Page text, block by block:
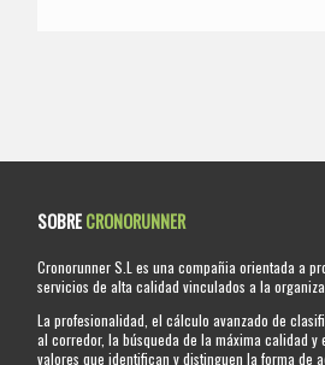
SOBRECRONORUNNER
Cronorunner S.L es una compañia orientada a
servicios de alta calidad vinculados a la
La profesionalidad, el cálculo avanzado de
al corredor, la búsqueda de la máxima calidad y
valores que identifican y distinguen la forma de